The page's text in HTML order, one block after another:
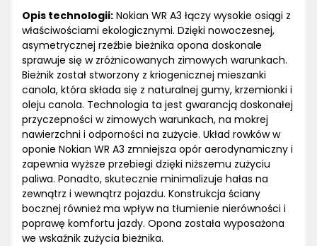
Opis technologii: Nokian WR A3 łączy wysokie osiągi z
właściwościami ekologicznymi. Dzięki nowoczesnej,
asymetrycznej rzeźbie bieżnika opona doskonale
sprawuje się w zróżnicowanych zimowych warunkach.
Bieżnik został stworzony z kriogenicznej mieszanki
canola, która składa się z naturalnej gumy, krzemionki i
oleju canola. Technologia ta jest gwarancją doskonałej
przyczepności w zimowych warunkach, na mokrej
nawierzchni i odporności na zużycie. Układ rowków w
oponie Nokian WR A3 zmniejsza opór aerodynamiczny i
zapewnia wyższe przebiegi dzięki niższemu zużyciu
paliwa. Ponadto, skutecznie minimalizuje hałas na
zewnątrz i wewnątrz pojazdu. Konstrukcja ściany
bocznej również ma wpływ na tłumienie nierówności i
poprawę komfortu jazdy. Opona została wyposażona
we wskaźnik zużycia bieżnika.